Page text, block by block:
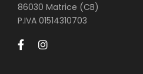
86030 Matrice (CB)
P.IVA 01514310703